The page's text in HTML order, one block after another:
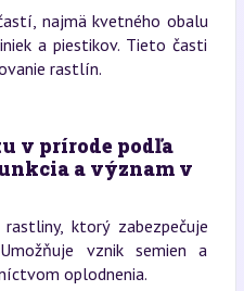
najmä kvetného obalu
a piestikov. Tieto časti
rastlín.
v prírode podľa
a význam v
ktorý zabezpečuje
vznik semien a
oplodnenia.